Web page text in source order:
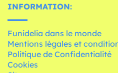
INFORMATION:
Funidelia dans le monde
Mentions légales et
Politique de Confidentialité
Cookies